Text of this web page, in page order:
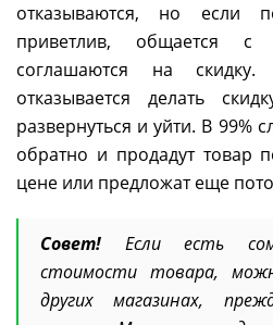
отказываются, но если
приветлив, общается
соглашаются на
отказывается делать
развернуться и уйти. В 99%
обратно и продадут товар
цене или предложат еще
Совет! Если есть
стоимости товара,
других магазинах,